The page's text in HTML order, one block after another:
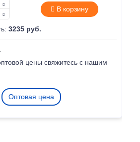
В корзину
3235 руб.
цены свяжитесь с нашим
Оптовая цена